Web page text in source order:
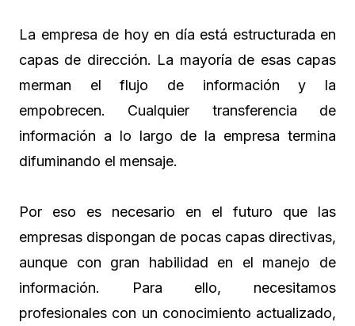
La empresa de hoy en día está estructurada en
capas de dirección. La mayoría de esas capas
merman el flujo de información y la
empobrecen. Cualquier transferencia de
información a lo largo de la empresa termina
difuminando el mensaje.
Por eso es necesario en el futuro que las
empresas dispongan de pocas capas directivas,
aunque con gran habilidad en el manejo de
información. Para ello, necesitamos
profesionales con un conocimiento actualizado,